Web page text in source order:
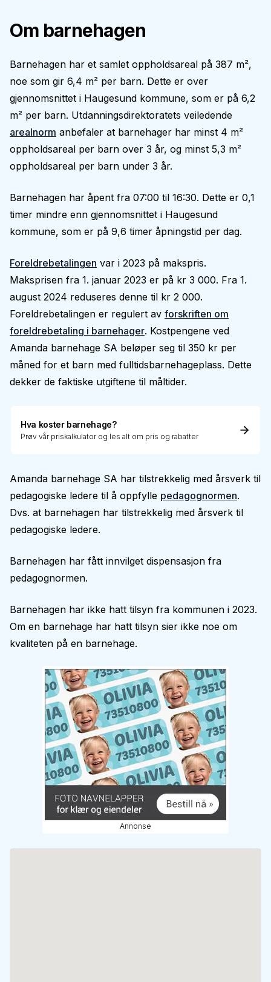
Om barnehagen
Barnehagen har et samlet oppholdsareal på 387 m²,
noe som gir 6,4 m² per barn. Dette er over
gjennomsnittet i Haugesund kommune, som er på 6,2
m² per barn. Utdanningsdirektoratets veiledende
arealnorm anbefaler at barnehager har minst 4 m²
oppholdsareal per barn over 3 år, og minst 5,3 m²
oppholdsareal per barn under 3 år.
Barnehagen har åpent fra 07:00 til 16:30. Dette er 0,1
timer mindre enn gjennomsnittet i Haugesund
kommune, som er på 9,6 timer åpningstid per dag.
Foreldrebetalingen var i 2023 på makspris.
Maksprisen fra 1. januar 2023 er på kr 3 000. Fra 1.
august 2024 reduseres denne til kr 2 000.
Foreldrebetalingen er regulert av forskriften om
foreldrebetaling i barnehager. Kostpengene ved
Amanda barnehage SA beløper seg til 350 kr per
måned for et barn med fulltidsbarnehageplass. Dette
dekker de faktiske utgiftene til måltider.
Hva koster barnehage?
Prøv vår priskalkulator og les alt om pris og rabatter
Amanda barnehage SA har tilstrekkelig med årsverk til
pedagogiske ledere til å oppfylle pedagognormen.
Dvs. at barnehagen har tilstrekkelig med årsverk til
pedagogiske ledere.
Barnehagen har fått innvilget dispensasjon fra
pedagognormen.
Barnehagen har ikke hatt tilsyn fra kommunen i 2023.
Om en barnehage har hatt tilsyn sier ikke noe om
kvaliteten på en barnehage.
Annonse